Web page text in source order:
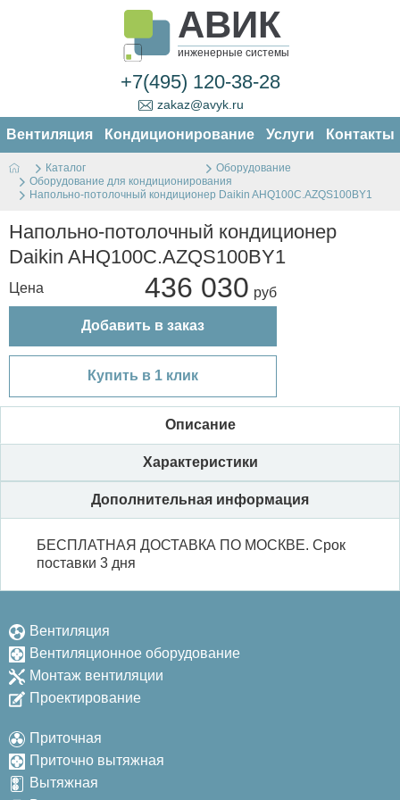
АВИК
инженерные системы
+7(495) 120-38-28
zakaz@avyk.ru
Вентиляция Кондиционирование Услуги Контакты
Каталог
Оборудование
Оборудование для кондиционирования
Напольно-потолочный кондиционер Daikin AHQ100C.AZQS100BY1
Напольно-потолочный кондиционер
Daikin AHQ100C.AZQS100BY1
Цена 436 030
Добавить в заказ
Купить в 1 клик
Описание
Характеристики
Дополнительная информация
БЕСПЛАТНАЯ ДОСТАВКА ПО МОСКВЕ. Срок
поставки 3 дня
Вентиляция
Вентиляционное оборудование
Монтаж вентиляции
Проектирование
Приточная
Приточно вытяжная
Вытяжная